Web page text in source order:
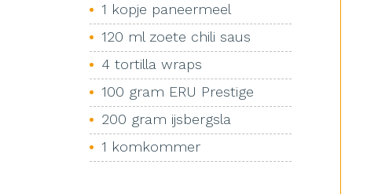
1 kopje paneermeel
120 ml zoete chili saus
4 tortilla wraps
100 gram ERU Prestige
200 gram ijsbergsla
1 komkommer